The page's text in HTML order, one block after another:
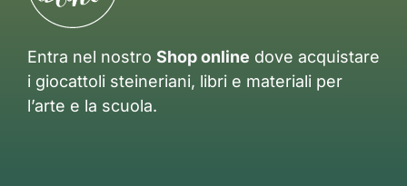
Entra nel nostro Shop online dove acquistare
i giocattoli steineriani, libri e materiali per
l’arte e la scuola.